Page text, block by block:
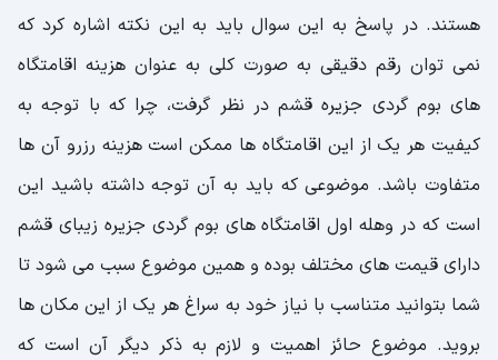
هستند. در پاسخ به این سوال باید به این نکته اشاره کرد که
نمی توان رقم دقیقی به صورت کلی به عنوان هزینه اقامتگاه
های بوم گردی جزیره قشم در نظر گرفت، چرا که با توجه به
کیفیت هر یک از این اقامتگاه ها ممکن است هزینه رزرو آن ها
متفاوت باشد. موضوعی که باید به آن توجه داشته باشید این
است که در وهله اول اقامتگاه های بوم گردی جزیره زیبای قشم
دارای قیمت های مختلف بوده و همین موضوع سبب می شود تا
شما بتوانید متناسب با نیاز خود به سراغ هر یک از این مکان ها
بروید. موضوع حائز اهمیت و لازم به ذکر دیگر آن است که